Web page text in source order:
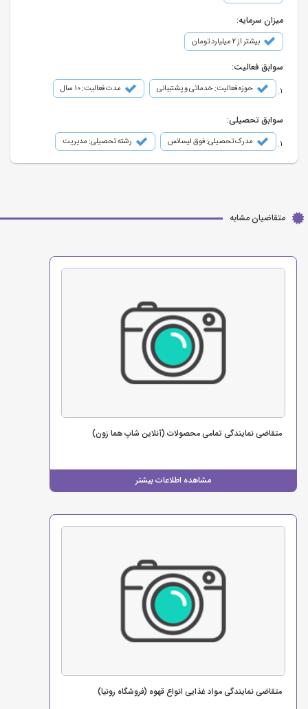
میزان سرمایه:
بیشتر از ۲ میلیارد تومان
سوابق فعالیت:
حوزه فعالیت: خدماتی و پشتیبانی مدت فعالیت: 10 سال
سوابق تحصیلی:
مدرک تحصیلی: فوق لیسانس رشته تحصیلی: مدیریت
متقاضیان مشابه
مشاهده اطلاعات بیشتر
متقاضی نمایندگی تمامی محصولات (آنلاین شاپ هما زون)
متقاضی نمایندگی مواد غذایی انواع قهوه (فروشگاه رونیا)